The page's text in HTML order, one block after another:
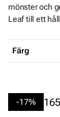
mönster och
Leaf till ett
Färg
-17%